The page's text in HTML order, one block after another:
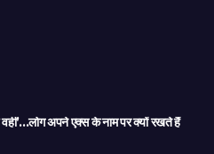
वही’…लोग अपने एक्स के नाम पर क्यों रखते हैं